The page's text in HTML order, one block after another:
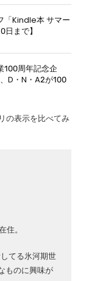
「Kindle本 サマー
まで】
100周年記念企
D・N・A2が100
の表示を比べてみ
住。
てる氷河期世
ものに興味が